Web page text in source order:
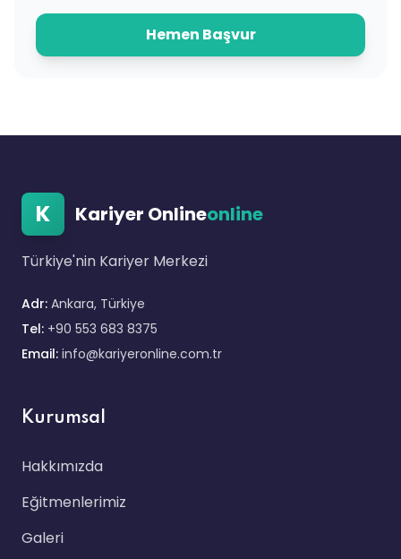
Hemen Başvur
K Kariyer Onlineonline
Türkiye'nin Kariyer Merkezi
Adr: Ankara, Türkiye
Tel: +90 553 683 8375
Email: info@kariyeronline.com.tr
Kurumsal
Hakkımızda
Eğitmenlerimiz
Galeri